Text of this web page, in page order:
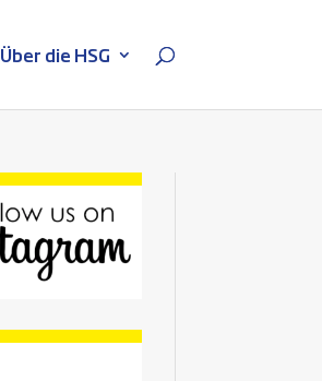
Über die HSG